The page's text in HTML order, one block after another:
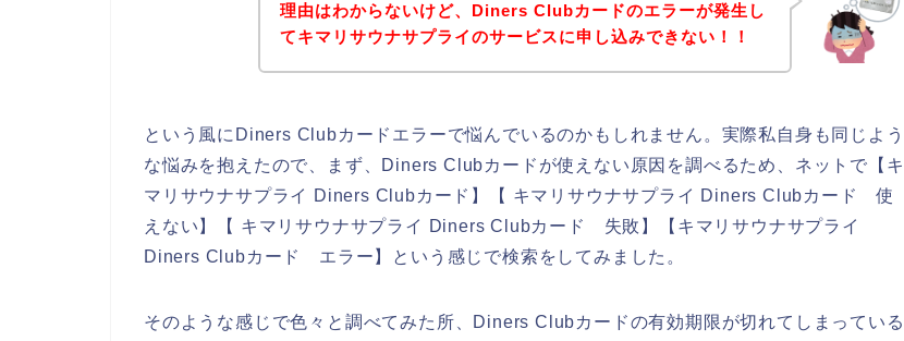
理由はわからないけど、Diners Clubカードのエラーが発生し
てキマリサウナサプライのサービスに申し込みできない！！
という風にDiners Clubカードエラーで悩んでいるのかもしれません。実際私自身も同じよう
な悩みを抱えたので、まず、Diners Clubカードが使えない原因を調べるため、ネットで【キ
マリサウナサプライ Diners Clubカード】【 キマリサウナサプライ Diners Clubカード 使
えない】【 キマリサウナサプライ Diners Clubカード 失敗】【キマリサウナサプライ
Diners Clubカード エラー】という感じで検索をしてみました。
そのような感じで色々と調べてみた所、Diners Clubカードの有効期限が切れてしまっている